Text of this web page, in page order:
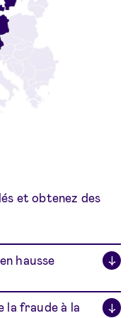
et obtenez des
hausse
↓
la fraude à la
↓